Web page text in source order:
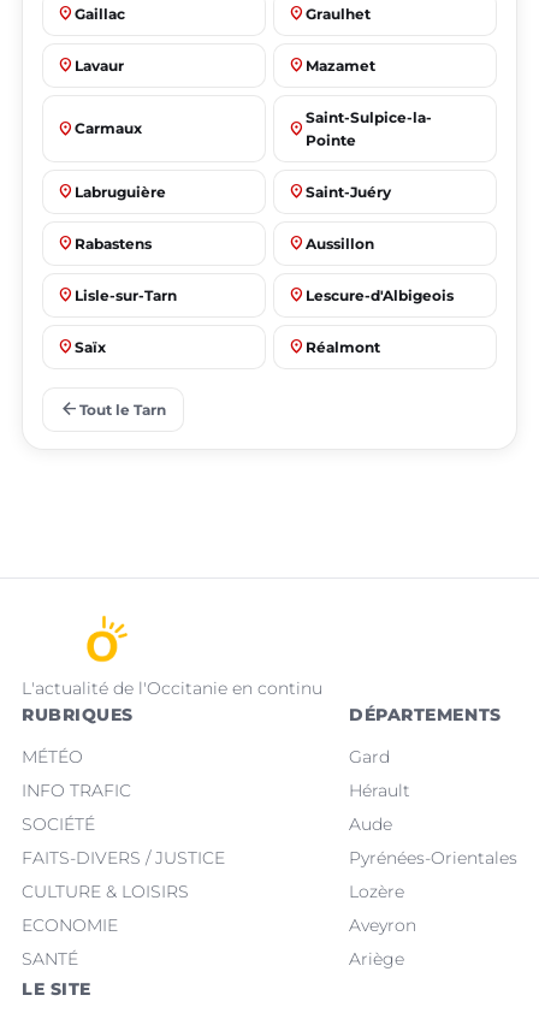
place Gaillac place Graulhet
place Lavaur place Mazamet
place Carmaux place
Saint-Sulpice-la-
Pointe
place Labruguière place Saint-Juéry
place Rabastens place Aussillon
place Lisle-sur-Tarn place Lescure-d'Albigeois
place Saïx place Réalmont
place
arrow_back Tout le Tarn
L'actualité de l'Occitanie en continu
RUBRIQUES
MÉTÉO
INFO TRAFIC
SOCIÉTÉ
FAITS-DIVERS / JUSTICE
CULTURE & LOISIRS
ECONOMIE
SANTÉ
DÉPARTEMENTS
Gard
Hérault
Aude
Pyrénées-Orientales
Lozère
Aveyron
Ariège
LE SITE